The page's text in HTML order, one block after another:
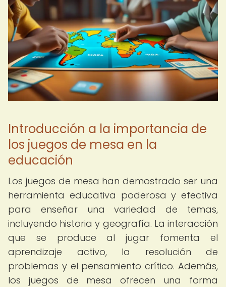
Introducción a la importancia de
los juegos de mesa en la
educación
Los juegos de mesa han demostrado ser una
herramienta educativa poderosa y efectiva
para enseñar una variedad de temas,
incluyendo historia y geografía. La interacción
que se produce al jugar fomenta el
aprendizaje activo, la resolución de
problemas y el pensamiento crítico. Además,
los juegos de mesa ofrecen una forma